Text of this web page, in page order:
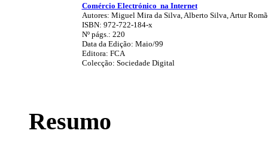
Comércio Electrónico na Internet
Autores: Miguel Mira da Silva, Alberto Silva, Artur
ISBN: 972-722-184-x
Nº págs.: 220
Data da Edição: Maio/99
Editora: FCA
Colecção: Sociedade Digital
Resumo